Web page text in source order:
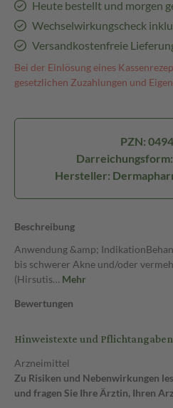
Heute bestellt und morgen
Wechselwirkungscheck
Versandkostenfreie
Bei der Einlösung eines
gesetzlichen Zuzahlungen und
PZN:
Hersteller:
Beschreibung
Anwendung &amp;
bis schwerer Akne und/oder
(Hirsutis… Mehr
Bewertungen
Hinweistexte und Pflichtangaben
Arzneimittel
Zu Risiken und Nebenwirkungen
und fragen Sie Ihre Ärztin, Ihren